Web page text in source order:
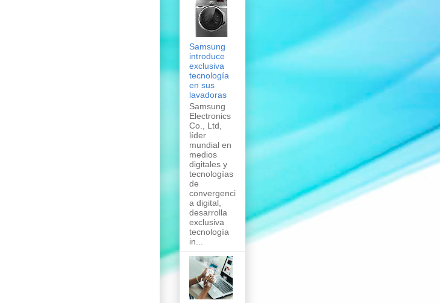
Samsung
introduce
exclusiva
tecnología
en sus
lavadoras
Samsung
Electronics
Co., Ltd,
líder
mundial en
medios
digitales y
tecnologías
de
convergenci
a digital,
desarrolla
exclusiva
tecnología
in...